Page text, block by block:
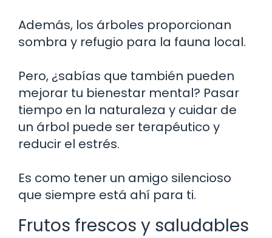
Además, los árboles proporcionan
sombra y refugio para la fauna local.
Pero, ¿sabías que también pueden
mejorar tu bienestar mental? Pasar
tiempo en la naturaleza y cuidar de
un árbol puede ser terapéutico y
reducir el estrés.
Es como tener un amigo silencioso
que siempre está ahí para ti.
Frutos frescos y saludables